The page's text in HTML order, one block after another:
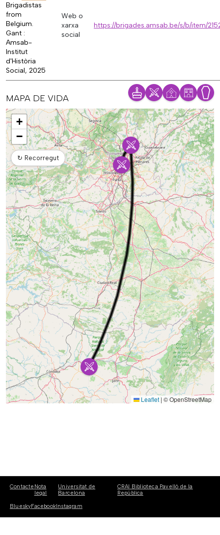
Brigadistas
from
Belgium.
Gant :
Amsab-
Institut
d'Història
Social, 2025
Web o
xarxa
social
https://brigades.amsab.be/s/b/item/
MAPA DE VIDA
Mapa
+
−
↻ Recorregut
Leaflet | © OpenStreetMap
Contacte Nota
legal
Universitat de
Barcelona
CRAI Biblioteca Pavelló de la
República
BlueskyFacebookInstagram